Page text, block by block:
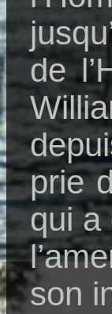
de
prie
qui a
son